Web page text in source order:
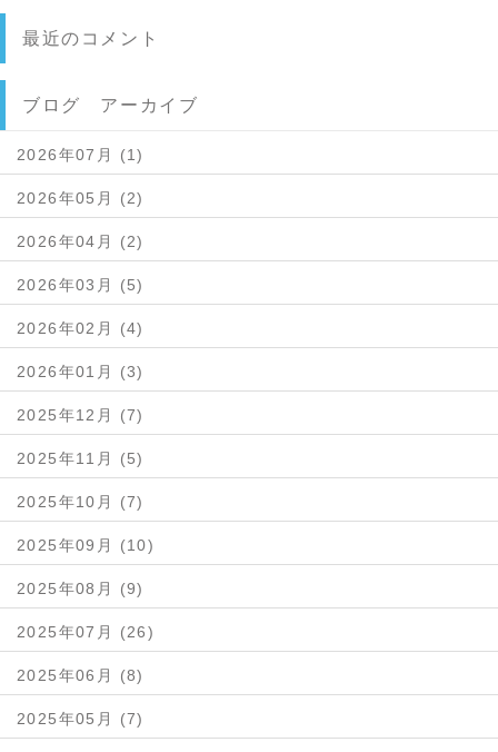
最近のコメント
ブログ アーカイブ
2026年07月 (1)
2026年05月 (2)
2026年04月 (2)
2026年03月 (5)
2026年02月 (4)
2026年01月 (3)
2025年12月 (7)
2025年11月 (5)
2025年10月 (7)
2025年09月 (10)
2025年08月 (9)
2025年07月 (26)
2025年06月 (8)
2025年05月 (7)